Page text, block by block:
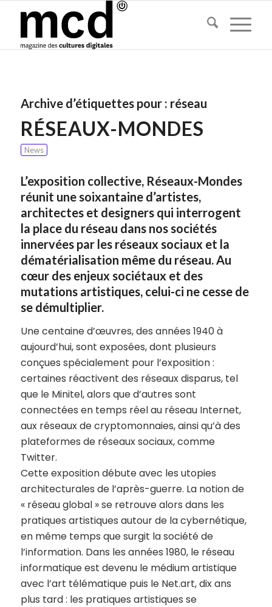
Archive d’étiquettes pour : réseau
RÉSEAUX-MONDES
News
L’exposition collective, Réseaux-Mondes
réunit une soixantaine d’artistes,
architectes et designers qui interrogent
la place du réseau dans nos sociétés
innervées par les réseaux sociaux et la
dématérialisation même du réseau. Au
cœur des enjeux sociétaux et des
mutations artistiques, celui-ci ne cesse de
se démultiplier.
Une centaine d’œuvres, des années 1940 à
aujourd’hui, sont exposées, dont plusieurs
conçues spécialement pour l’exposition :
certaines réactivent des réseaux disparus, tel
que le Minitel, alors que d’autres sont
connectées en temps réel au réseau Internet,
aux réseaux de cryptomonnaies, ainsi qu’à des
plateformes de réseaux sociaux, comme
Twitter.
Cette exposition débute avec les utopies
architecturales de l’après-guerre. La notion de
« réseau global » se retrouve alors dans les
pratiques artistiques autour de la cybernétique,
en même temps que surgit la société de
l’information. Dans les années 1980, le réseau
informatique est devenu le médium artistique
avec l’art télématique puis le Net.art, dix ans
plus tard : les pratiques artistiques se